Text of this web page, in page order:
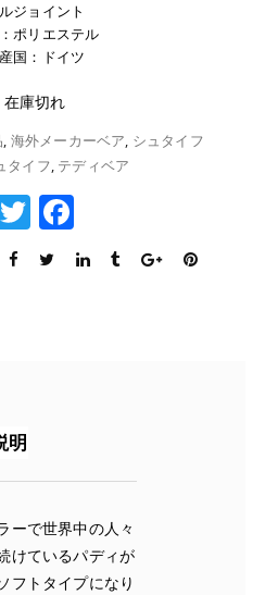
ジョイント
ポリエステル
国：ドイツ
在庫切れ
海外メーカーベア シュタイフ
タイフ テディベア
T
w
it
a
c
明
ーで世界中の人々
けているパディが
フトタイプになり